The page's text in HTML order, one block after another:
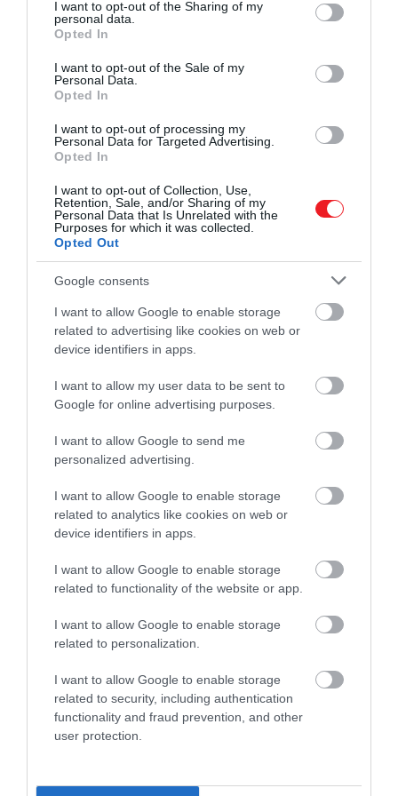
not limited to your visit or usage behaviour. You may click to
grant or deny consent to Google and its third-party tags to
use your data for below specified purposes in below Google
consent section.
I want to opt-out of the Sharing of my
personal data.
Opted In
I want to opt-out of the Sale of my
Personal Data.
Opted In
I want to opt-out of processing my
Personal Data for Targeted Advertising.
Opted In
I want to opt-out of Collection, Use,
Retention, Sale, and/or Sharing of my
Personal Data that Is Unrelated with the
Purposes for which it was collected.
Opted Out
Google consents
I want to allow Google to enable storage
related to advertising like cookies on web or
device identifiers in apps.
I want to allow my user data to be sent to
Google for online advertising purposes.
I want to allow Google to send me
personalized advertising.
I want to allow Google to enable storage
related to analytics like cookies on web or
device identifiers in apps.
I want to allow Google to enable storage
related to functionality of the website or app.
I want to allow Google to enable storage
related to personalization.
I want to allow Google to enable storage
related to security, including authentication
functionality and fraud prevention, and other
user protection.
Az Europán, a Jupiter jéggel borított
óceáni holdján sokkal kevesebb oxigén
gondolták, így finoman szólva sem számít
életformák telepedjenek meg rajta. A Live
Science szerint azonban egyelőre még
Lehet, hogy mégsem alkalmas
az emberi élet fenntartására
a…